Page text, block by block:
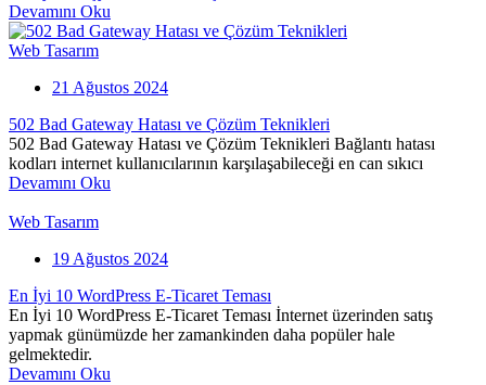
Devamını Oku
Web Tasarım
21 Ağustos 2024
502 Bad Gateway Hatası ve Çözüm Teknikleri
502 Bad Gateway Hatası ve Çözüm Teknikleri Bağlantı hatası
kodları internet kullanıcılarının karşılaşabileceği en can sıkıcı
Devamını Oku
Web Tasarım
19 Ağustos 2024
En İyi 10 WordPress E-Ticaret Teması
En İyi 10 WordPress E-Ticaret Teması İnternet üzerinden satış
yapmak günümüzde her zamankinden daha popüler hale
gelmektedir.
Devamını Oku